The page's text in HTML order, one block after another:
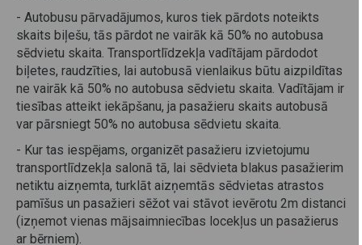
- Autobusu pārvadājumos, kuros tiek pārdots noteikts
skaits biļešu, tās pārdot ne vairāk kā 50% no autobusa
sēdvietu skaita. Transportlīdzekļa vadītājam pārdodot
biļetes, raudzīties, lai autobusā vienlaikus būtu aizpildītas
ne vairāk kā 50% no autobusa sēdvietu skaita. Vadītājam ir
tiesības atteikt iekāpšanu, ja pasažieru skaits autobusā
var pārsniegt 50% no autobusa sēdvietu skaita.
- Kur tas iespējams, organizēt pasažieru izvietojumu
transportlīdzekļa salonā tā, lai sēdvieta blakus pasažierim
netiktu aizņemta, turklāt aizņemtās sēdvietas atrastos
pamīšus un pasažieri sēžot vai stāvot ievērotu 2m distanci
(izņemot vienas mājsaimniecības locekļus un pasažierus
ar bērniem).